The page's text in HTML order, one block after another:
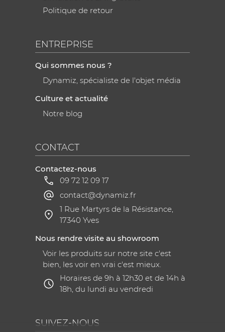
Politique de retour
ENTREPRISE
Qui sommes nous ?
Dynamiz, spécialiste de l'objet média
Culture et actualité
Notre blog
CONTACT
Contactez-nous
09 72 12 09 17
contact@dynamiz.fr
1 Rue Martyrs de la Résistance,
17340 Yves
Nous rendre visite au showroom
Voir les produits sur notre site c'est
bien, les voir en vrai c'est mieux.
Horaires de 9h à 12h30 et de 14h à
18h, du lundi au vendredi
SUIVEZ-NOUS